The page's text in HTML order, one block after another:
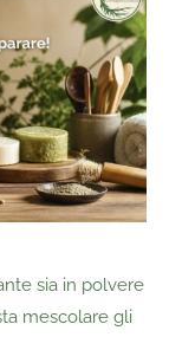
sia in polvere
mescolare gli